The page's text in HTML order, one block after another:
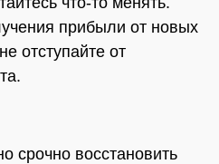
прибыли от новых
отступайте от
срочно восстановить